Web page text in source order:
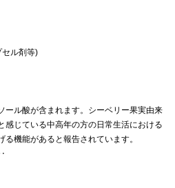
セル剤等)
ール酸が含まれます。シーベリー果実由来
感じている中高年の方の日常生活における
機能があると報告されています。